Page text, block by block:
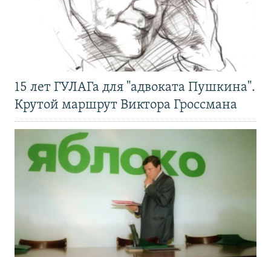
15 лет ГУЛАГа для "адвоката Пушкина".
Крутой маршрут Виктора Гроссмана